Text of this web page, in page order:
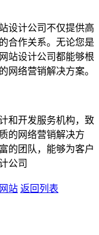
设计公司不仅提供高
合作关系。无论您是
站设计公司都能够根
网络营销解决方案。
和开发服务机构，致
的网络营销解决方
的团队，能够为客户
公司
站 返回列表